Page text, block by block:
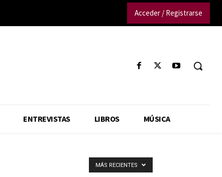
Acceder / Registrarse
ENTREVISTAS LIBROS MÚSICA
MÁS RECIENTES